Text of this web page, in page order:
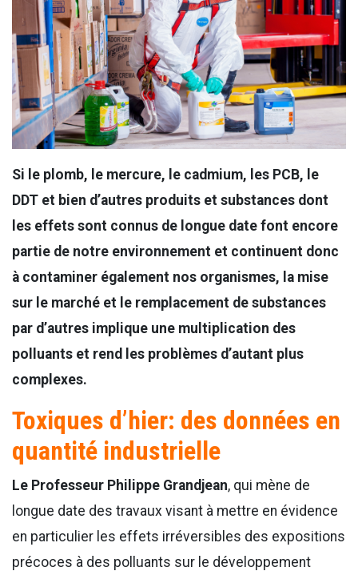
Si le plomb, le mercure, le cadmium, les PCB, le
DDT et bien d’autres produits et substances dont
les effets sont connus de longue date font encore
partie de notre environnement et continuent donc
à contaminer également nos organismes, la mise
sur le marché et le remplacement de substances
par d’autres implique une multiplication des
polluants et rend les problèmes d’autant plus
complexes.
Toxiques d’hier: des données en
quantité industrielle
Le Professeur Philippe Grandjean, qui mène de
longue date des travaux visant à mettre en évidence
en particulier les effets irréversibles des expositions
précoces à des polluants sur le développement